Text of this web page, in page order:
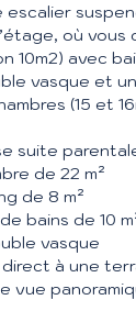
escalier
où vous
10m2) avec
vasque et un
(15 et
suite
de 22 m²
de 8 m²
bains de 10
vasque
à une
vue